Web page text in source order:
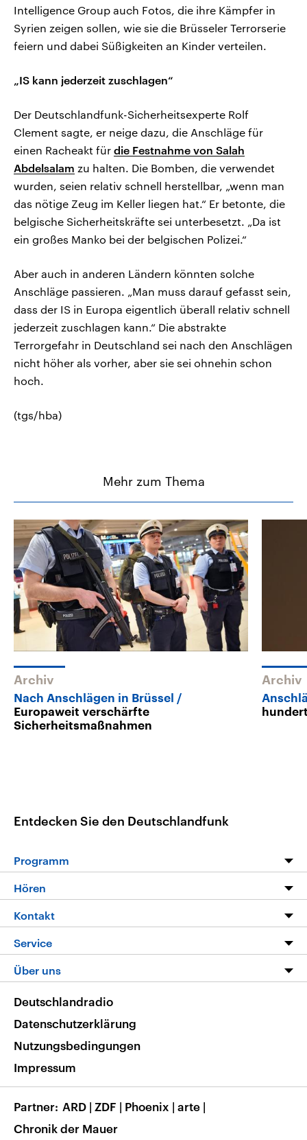
Intelligence Group auch Fotos, die ihre Kämpfer in
Syrien zeigen sollen, wie sie die Brüsseler Terrorserie
feiern und dabei Süßigkeiten an Kinder verteilen.
„IS kann jederzeit zuschlagen“
Der Deutschlandfunk-Sicherheitsexperte Rolf
Clement sagte, er neige dazu, die Anschläge für
einen Racheakt für die Festnahme von Salah
Abdelsalam zu halten. Die Bomben, die verwendet
wurden, seien relativ schnell herstellbar, „wenn man
das nötige Zeug im Keller liegen hat.“ Er betonte, die
belgische Sicherheitskräfte sei unterbesetzt. „Da ist
ein großes Manko bei der belgischen Polizei.“
Aber auch in anderen Ländern könnten solche
Anschläge passieren. „Man muss darauf gefasst sein,
dass der IS in Europa eigentlich überall relativ schnell
jederzeit zuschlagen kann.“ Die abstrakte
Terrorgefahr in Deutschland sei nach den Anschlägen
nicht höher als vorher, aber sie sei ohnehin schon
hoch.
(tgs/hba)
Mehr zum Thema
Archiv
Nach Anschlägen in Brüssel
Europaweit verschärfte
Sicherheitsmaßnahmen
Archiv
Entdecken Sie den Deutschlandfunk
Programm
Programm
Die Nachrichten
Nachrichtenleicht
Neue Beiträge auf dlf.de
Hören
Livestream
Podcasts
Deutschlandfunk App
Nachrichten App
Frequenzen
Kontakt
Hörerservice
Service
FAQ
Veranstaltungen
Musikliste
RSS
Über uns
Barrierefreiheit
Deutschlandradio
Datenschutzerklärung
Nutzungsbedingungen
Impressum
Partner ARD | ZDF | Phoenix | arte |
Chronik der Mauer